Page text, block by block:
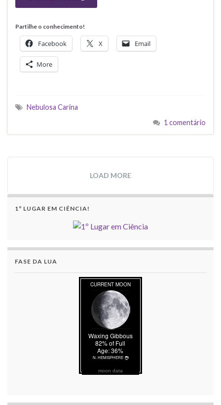
Partilhe o conhecimento!
Facebook X Email
More
Nebulosa Carina
1 comentário
LOAD MORE
1º LUGAR EM CIÊNCIA!
FASE DA LUA
moon data